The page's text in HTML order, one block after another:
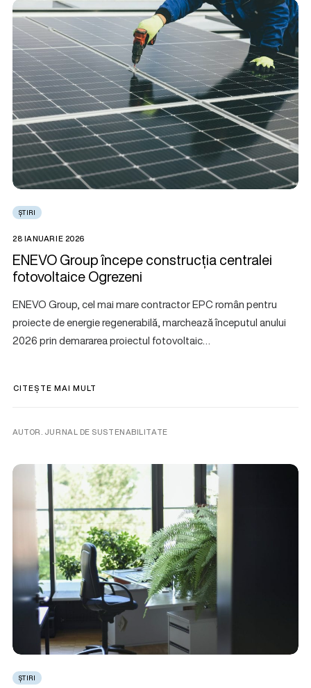
ȘTIRI
28 IANUARIE 2026
ENEVO Group începe construcția centralei
fotovoltaice Ogrezeni
ENEVO Group, cel mai mare contractor EPC român pentru
proiecte de energie regenerabilă, marchează începutul anului
2026 prin demararea proiectul fotovoltaic…
CITEȘTE MAI MULT
AUTOR. JURNAL DE SUSTENABILITATE
ȘTIRI